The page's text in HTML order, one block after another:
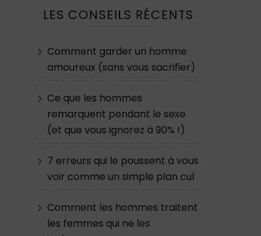
LES CONSEILS RÉCENTS
Comment garder un homme
amoureux (sans vous sacrifier)
Ce que les hommes
remarquent pendant le sexe
(et que vous ignorez à 90% !)
7 erreurs qui le poussent à vous
voir comme un simple plan cul
Comment les hommes traitent
les femmes qui ne les